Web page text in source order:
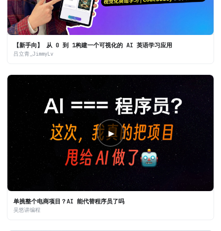
【新手向】 从 0 到 1构建一个可视化的 AI 英语学习应用
吕立青_JimmyLv
▶
单挑整个电商项目？AI 能代替程序员了吗
吴悠讲编程